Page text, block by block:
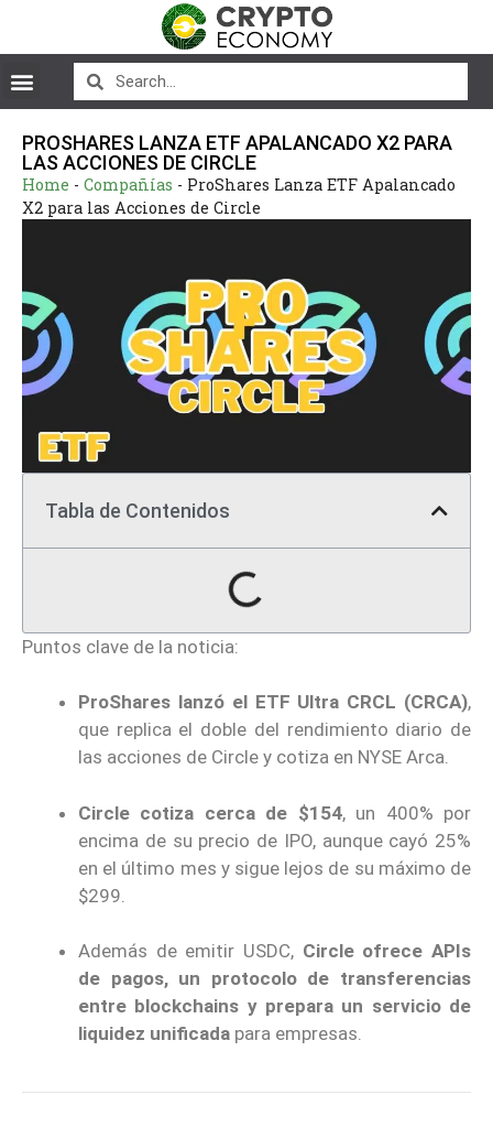
PROSHARES LANZA ETF APALANCADO X2 PARA
LAS ACCIONES DE CIRCLE
Home - Compañías - ProShares Lanza ETF Apalancado
X2 para las Acciones de Circle
Tabla de Contenidos
Puntos clave de la noticia:
ProShares lanzó el ETF Ultra CRCL (CRCA),
que replica el doble del rendimiento diario de
las acciones de Circle y cotiza en NYSE Arca.
Circle cotiza cerca de $154, un 400% por
encima de su precio de IPO, aunque cayó 25%
en el último mes y sigue lejos de su máximo de
$299.
Además de emitir USDC, Circle ofrece APIs
de pagos, un protocolo de transferencias
entre blockchains y prepara un servicio de
liquidez unificada para empresas.